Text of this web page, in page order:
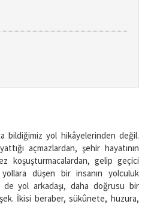
bildiğimiz yol hikâyelerinden değil.
açmazlardan, şehir hayatının
koşuşturmacalardan, gelip geçici
düşen bir insanın yolculuk
yol arkadaşı, daha doğrusu bir
İkisi beraber, sükûnete, huzura,